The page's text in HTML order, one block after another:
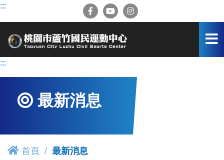
跳
容
:::
:::
最新消息
首頁 最新消息